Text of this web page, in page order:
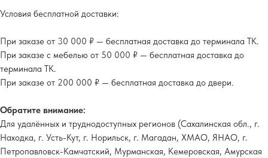
Условия бесплатной доставки:
При заказе от 30 000 ₽ — бесплатная доставка до терминала ТК.
При заказе с мебелью от 50 000 ₽ — бесплатная доставка до
терминала ТК.
При заказе от 200 000 ₽ — бесплатная доставка до двери.
Обратите внимание:
Для удалённых и труднодоступных регионов (Сахалинская обл., г.
Находка, г. Усть-Кут, г. Норильск, г. Магадан, ХМАО, ЯНАО, г.
Петропавловск-Камчатский, Мурманская, Кемеровская, Амурская